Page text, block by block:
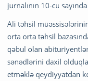
jurnalının 10-cu
Ali təhsil
orta orta təhsil
qəbul olan
sənədlərini daxil
etməklə qeydiyyatdan